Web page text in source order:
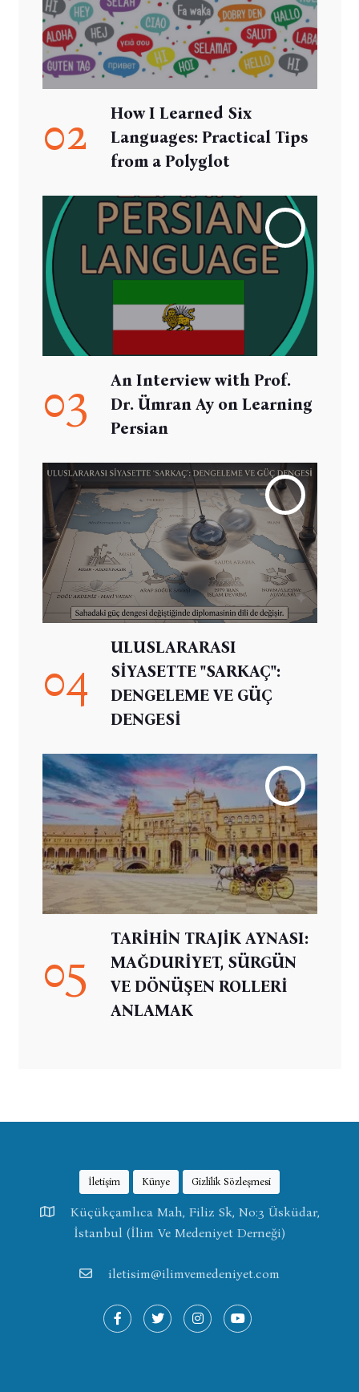
02
How I Learned Six
Languages: Practical Tips
from a Polyglot
03
An Interview with Prof.
Dr. Ümran Ay on Learning
Persian
04
ULUSLARARASI
SİYASETTE "SARKAÇ":
DENGELEME VE GÜÇ
DENGESİ
05
TARİHİN TRAJİK AYNASI:
MAĞDURİYET, SÜRGÜN
VE DÖNÜŞEN ROLLERİ
ANLAMAK
İletişim Künye Gizlilik Sözleşmesi
Küçükçamlıca Mah, Filiz Sk, No:3 Üsküdar,
İstanbul (İlim Ve Medeniyet Derneği)
iletisim@ilimvemedeniyet.com